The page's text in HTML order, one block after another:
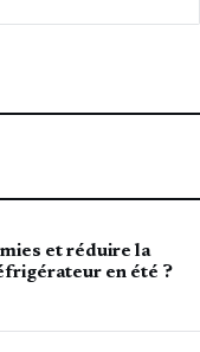
et réduire la
en été ?